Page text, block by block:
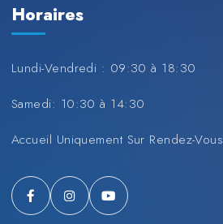
Horaires
Lundi-Vendredi : 09:30 à 18:30
Samedi: 10:30 à 14:30
Accueil Uniquement Sur Rendez-Vous